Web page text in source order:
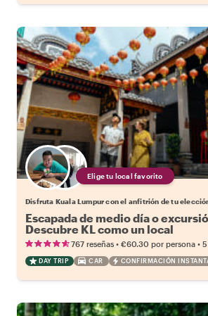
Elige tu local favorito
Disfruta Kuala Lumpur con el anfitrión de tu
Escapada de medio día o
Descubre KL como un local
767 reseñas • €60.30 por persona •
DAY TRIP CAR CONFIRMACIÓN